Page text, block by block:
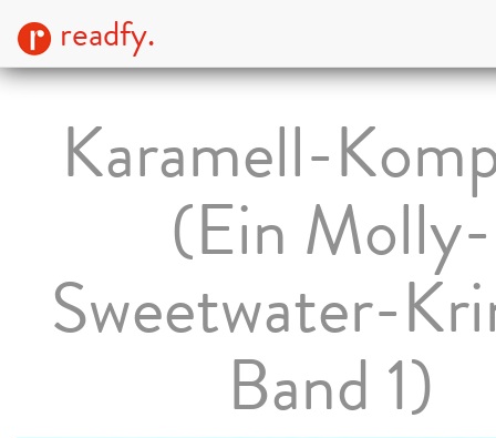
readfy.
Karamell-
(Ein Molly-
Sweetwater-
Band 1)